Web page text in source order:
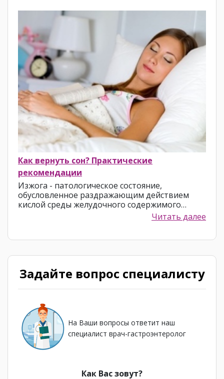
Как вернуть сон? Практические
рекомендации
Изжога - патологическое состояние,
обусловленное раздражающим действием
кислой среды желудочного содержимого…
Читать далее
Задайте вопрос специалисту
На Ваши вопросы ответит наш
специалист врач-гастроэнтеролог
Как Вас зовут?